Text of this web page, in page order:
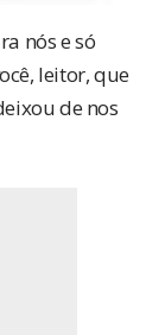
nós e só
leitor, que
de nos